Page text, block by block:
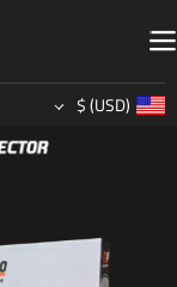
Skip to navigation
(USD)
$